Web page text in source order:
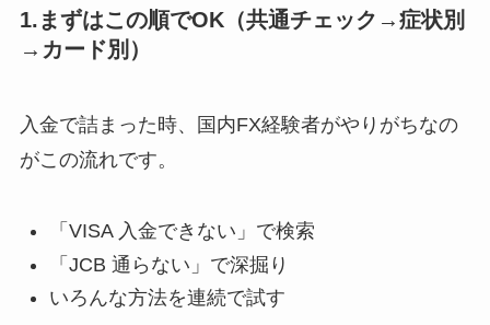
1.まずはこの順でOK（共通チェック→症状別
→カード別）
入金で詰まった時、国内FX経験者がやりがちなの
がこの流れです。
「VISA 入金できない」で検索
「JCB 通らない」で深掘り
いろんな方法を連続で試す